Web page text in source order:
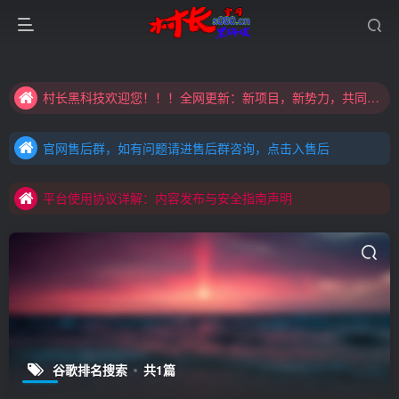
村长黑科技欢迎您！！！全网更新：新项目，新势力，共同发展
村长黑科技欢迎您！！！全网更新：新项目，新势力，共同发展
官网售后群，如有问题请进售后群咨询，点击入售后
平台使用协议详解：内容发布与安全指南声明
谷歌排名搜索 共1篇